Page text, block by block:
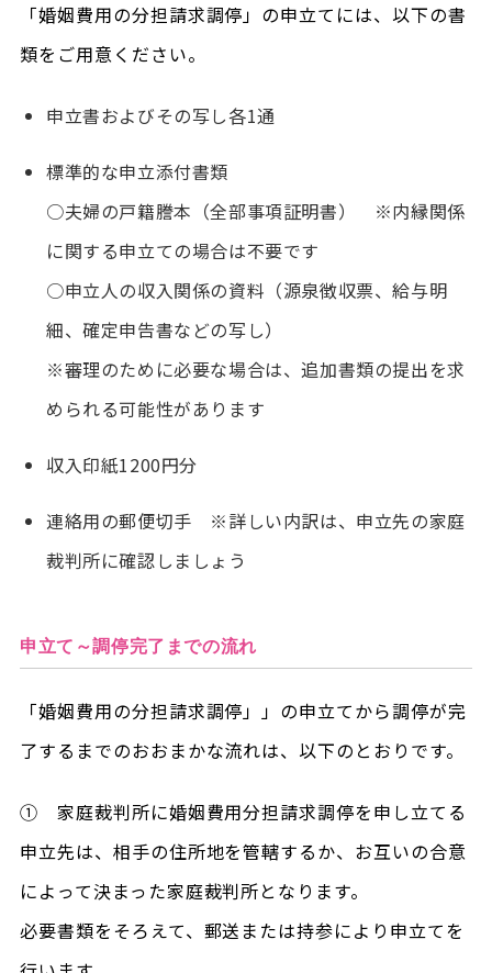
「婚姻費用の分担請求調停」の申立てには、以下の書
類をご用意ください。
申立書およびその写し各1通
標準的な申立添付書類
○夫婦の戸籍謄本（全部事項証明書） ※内縁関係
に関する申立ての場合は不要です
○申立人の収入関係の資料（源泉徴収票、給与明
細、確定申告書などの写し）
※審理のために必要な場合は、追加書類の提出を求
められる可能性があります
収入印紙1200円分
連絡用の郵便切手 ※詳しい内訳は、申立先の家庭
裁判所に確認しましょう
申立て～調停完了までの流れ
「婚姻費用の分担請求調停」」の申立てから調停が完
了するまでのおおまかな流れは、以下のとおりです。
① 家庭裁判所に婚姻費用分担請求調停を申し立てる
申立先は、相手の住所地を管轄するか、お互いの合意
によって決まった家庭裁判所となります。
必要書類をそろえて、郵送または持参により申立てを